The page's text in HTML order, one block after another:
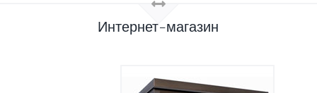
Интернет-магазин